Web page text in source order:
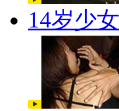
14岁少